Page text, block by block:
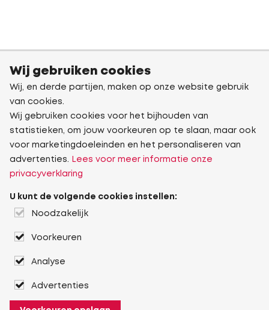
Wij gebruiken cookies
Wij, en derde partijen, maken op onze website gebruik
van cookies.
Wij gebruiken cookies voor het bijhouden van
statistieken, om jouw voorkeuren op te slaan, maar ook
voor marketingdoeleinden en het personaliseren van
advertenties.
Lees voor meer informatie onze
privacyverklaring
U kunt de volgende cookies instellen:
Noodzakelijk
Voorkeuren
Analyse
Advertenties